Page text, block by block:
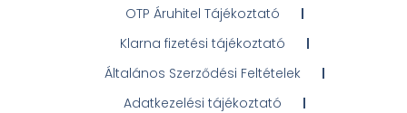
OTP Áruhitel Tájékoztató
Klarna fizetési tájékoztató
Általános Szerződési Feltételek
Adatkezelési tájékoztató